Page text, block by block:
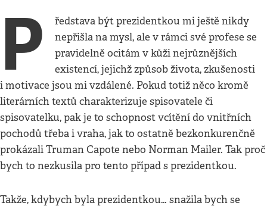
P
ředstava být prezidentkou mi ještě nikdy
nepřišla na mysl, ale v rámci své profese se
pravidelně ocitám v kůži nejrůznějších
existencí, jejichž způsob života, zkušenosti
i motivace jsou mi vzdálené. Pokud totiž něco kromě
literárních textů charakterizuje spisovatele či
spisovatelku, pak je to schopnost vcítění do vnitřních
pochodů třeba i vraha, jak to ostatně bezkonkurenčně
prokázali Truman Capote nebo Norman Mailer. Tak proč
bych to nezkusila pro tento případ s prezidentkou.
Takže, kdybych byla prezidentkou… snažila bych se